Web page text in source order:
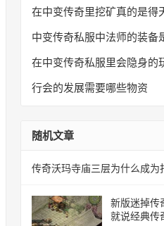
在中变传奇里挖矿真的是得
中变传奇私服中法师的装备
在中变传奇私服里会隐身的
行会的发展需要哪些物资
随机文章
传奇沃玛寺庙三层为什么成为
新版迷掉传
就说经典传